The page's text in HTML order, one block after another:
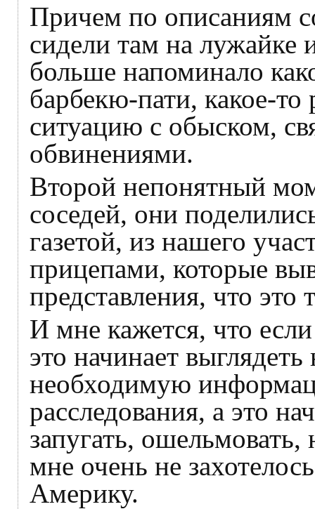
Причем по описаниям
сидели там на лужайке
больше напоминало
барбекю-пати, какое-то
ситуацию с обыском,
обвинениями.
Второй непонятный
соседей, они
газетой, из нашего
прицепами, которые
представления, что это
И мне кажется, что
это начинает
необходимую
расследования, а это
запугать,
мне очень не
Америку.